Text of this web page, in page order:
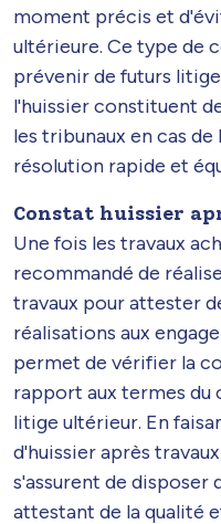
moment précis et
ultérieure. Ce type de
prévenir de futurs
l'huissier constituent
les tribunaux en cas
résolution rapide et
Constat huissier
Une fois les travaux
recommandé de
travaux pour attester
réalisations aux
permet de vérifier la
rapport aux termes
litige ultérieur. En
d'huissier après
s'assurent de
attestant de la qualité